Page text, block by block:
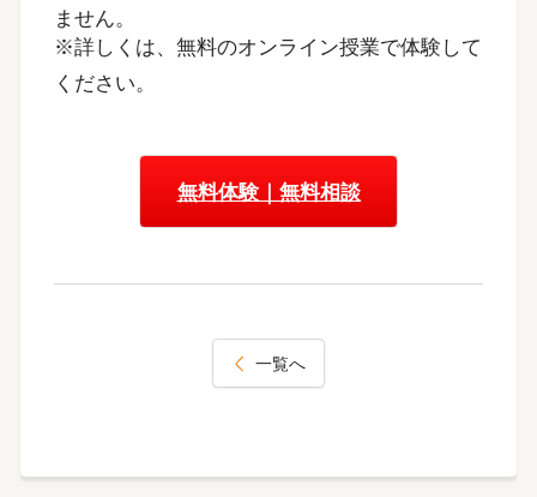
ません。
※詳しくは、無料のオンライン授業で体験して
ください。
無料体験｜無料相談
一覧へ